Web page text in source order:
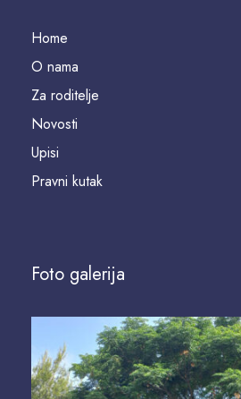
Home
O nama
Za roditelje
Novosti
Upisi
Pravni kutak
Foto galerija